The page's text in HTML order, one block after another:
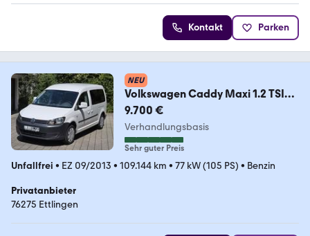
Kontakt Parken
NEU
Volkswagen Caddy Maxi 1.2 TSI
Jako O
9.700 €
Verhandlungsbasis
Sehr guter Preis
Unfallfrei • EZ 09/2013 • 109.144 km • 77 kW (105 PS) • Benzin
Privatanbieter
76275 Ettlingen